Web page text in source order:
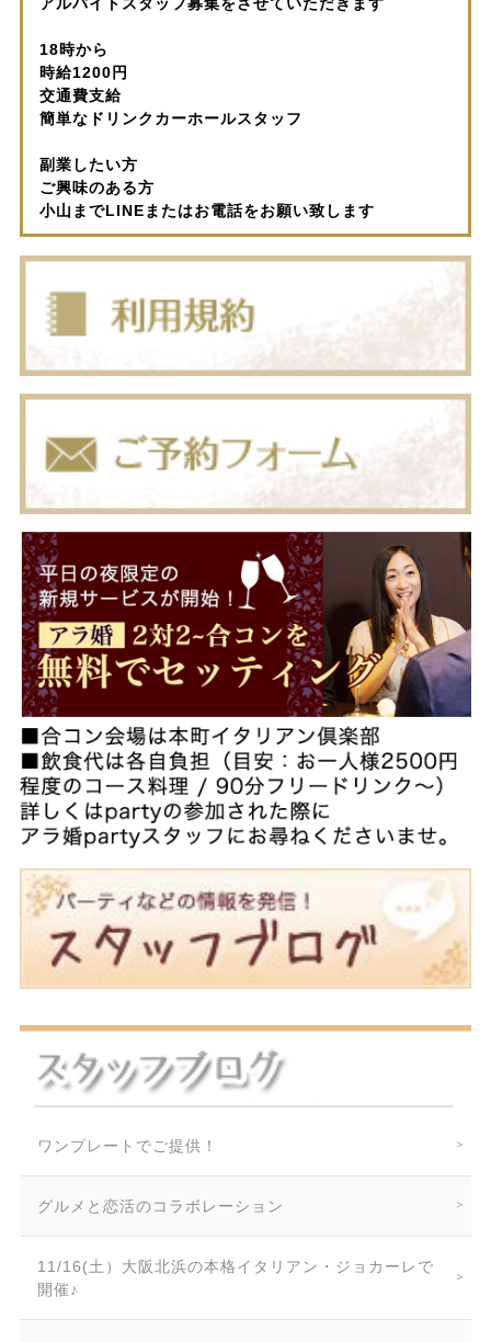
アルバイトスタッフ募集をさせていただきます
18時から
時給1200円
交通費支給
簡単なドリンクカーホールスタッフ
副業したい方
ご興味のある方
小山までLINEまたはお電話をお願い致します
ワンプレートでご提供！
グルメと恋活のコラボレーション
11/16(土）大阪北浜の本格イタリアン・ジョカーレで
開催♪